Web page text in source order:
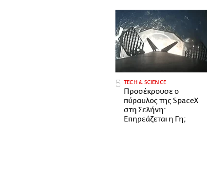
ΤECH & SCIENCE
Προσέκρουσε ο
πύραυλος της SpaceX
στη Σελήνη:
Επηρεάζεται η Γη;